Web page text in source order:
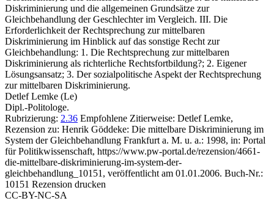
Diskriminierung und die allgemeinen Grundsätze zur
Gleichbehandlung der Geschlechter im Vergleich. III. Die
Erforderlichkeit der Rechtsprechung zur mittelbaren
Diskriminierung im Hinblick auf das sonstige Recht zur
Gleichbehandlung: 1. Die Rechtsprechung zur mittelbaren
Diskriminierung als richterliche Rechtsfortbildung?; 2. Eigener
Lösungsansatz; 3. Der sozialpolitische Aspekt der Rechtsprechung
zur mittelbaren Diskriminierung.
Detlef Lemke (Le)
Dipl.-Politologe.
Rubrizierung: 2.36 Empfohlene Zitierweise: Detlef Lemke,
Rezension zu: Henrik Göddeke: Die mittelbare Diskriminierung im
System der Gleichbehandlung Frankfurt a. M. u. a.: 1998, in: Portal
für Politikwissenschaft, https://www.pw-portal.de/rezension/4661-
die-mittelbare-diskriminierung-im-system-der-
gleichbehandlung_10151, veröffentlicht am 01.01.2006. Buch-Nr.:
10151 Rezension drucken
CC-BY-NC-SA